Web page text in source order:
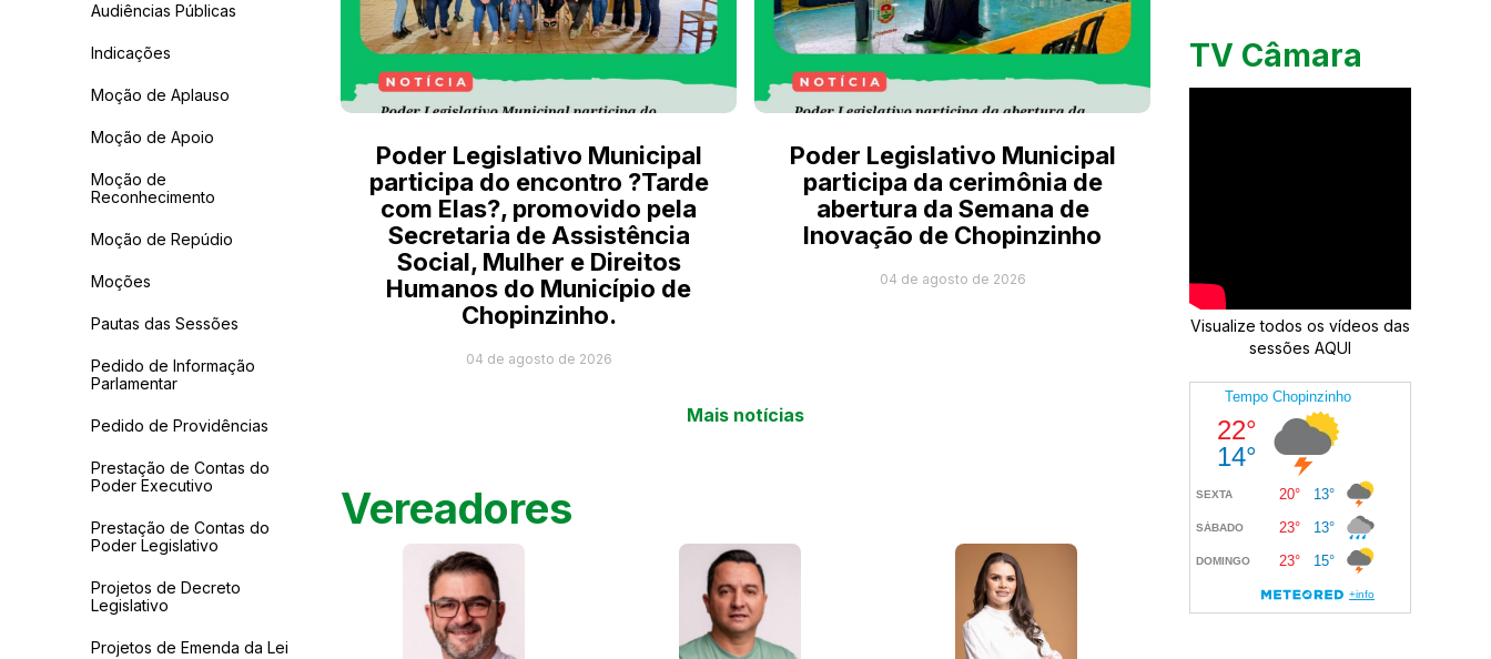
Audiências Públicas
Indicações
Moção de Aplauso
Moção de Apoio
Moção de
Reconhecimento
Moção de Repúdio
Moções
Pautas das Sessões
Pedido de Informação
Parlamentar
Pedido de Providências
Prestação de Contas do
Poder Executivo
Prestação de Contas do
Poder Legislativo
Projetos de Decreto
Legislativo
Projetos de Emenda da Lei
Poder Legislativo Municipal
participa do encontro ?Tarde
com Elas?, promovido pela
Secretaria de Assistência
Social, Mulher e Direitos
Humanos do Município de
Chopinzinho.
04 de agosto de 2026
Poder Legislativo Municipal
participa da cerimônia de
abertura da Semana de
Inovação de Chopinzinho
04 de agosto de 2026
Mais notícias
Vereadores
TV Câmara
Visualize todos os vídeos das
sessões AQUI